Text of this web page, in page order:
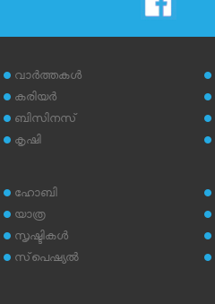
വാര്‍ത്തകള്‍
കരിയര്‍
ബിസിനസ്
കൃഷി
ഹോബി
യാത്ര
സൃഷ്ടികള്‍
സ്‌പെഷ്യല്‍